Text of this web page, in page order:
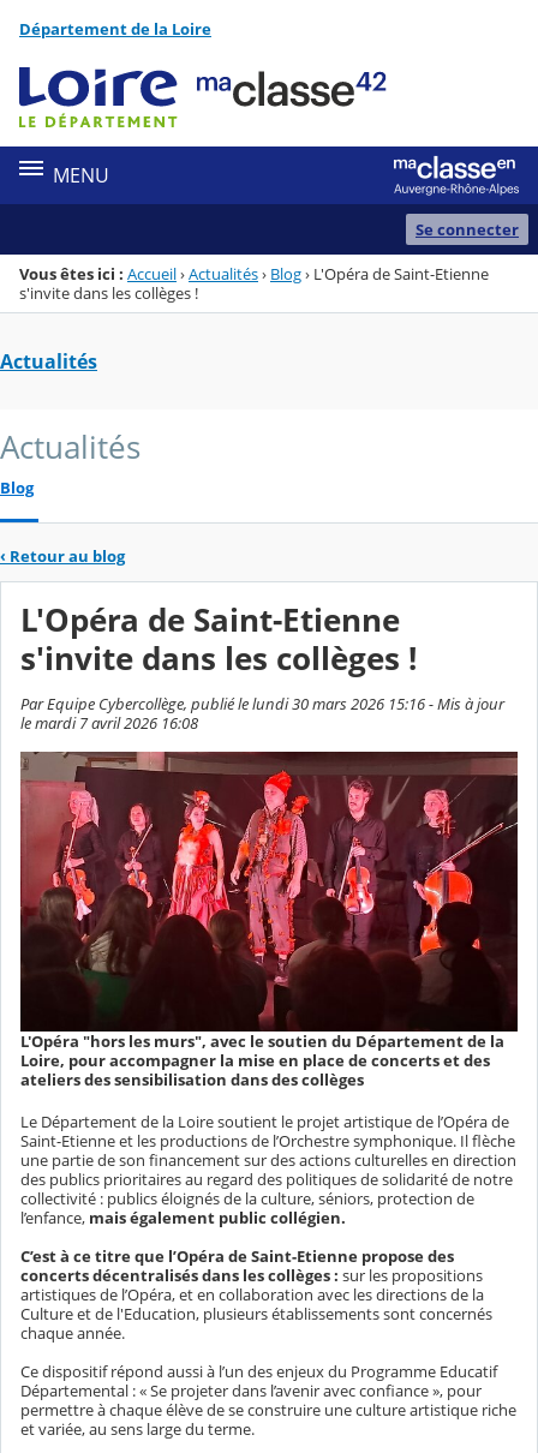
Menu de la rubrique
Contenu
Département de la Loire
MENU
Se connecter
Vous êtes ici : Accueil›Actualités› Blog› L'Opéra de Saint-Etienne
s'invite dans les collèges !
Actualités
Actualités
Blog
‹ Retour au blog
L'Opéra de Saint-Etienne
s'invite dans les collèges !
Par Equipe Cybercollège, publié le lundi 30 mars 2026 15:16 - Mis à jour
le mardi 7 avril 2026 16:08
L'Opéra "hors les murs", avec le soutien du Département de la
Loire, pour accompagner la mise en place de concerts et des
ateliers des sensibilisation dans des collèges
Le Département de la Loire soutient le projet artistique de l’Opéra de
Saint-Etienne et les productions de l’Orchestre symphonique. Il flèche
une partie de son financement sur des actions culturelles en direction
des publics prioritaires au regard des politiques de solidarité de notre
collectivité : publics éloignés de la culture, séniors, protection de
l’enfance, mais également public collégien.
C’est à ce titre que l’Opéra de Saint-Etienne propose des
concerts décentralisés dans les collèges : sur les propositions
artistiques de l’Opéra, et en collaboration avec les directions de la
Culture et de l'Education, plusieurs établissements sont concernés
chaque année.
Ce dispositif répond aussi à l’un des enjeux du Programme Educatif
Départemental : « Se projeter dans l’avenir avec confiance », pour
permettre à chaque élève de se construire une culture artistique riche
et variée, au sens large du terme.